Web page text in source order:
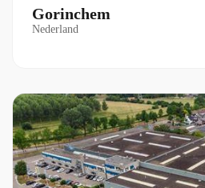
Gorinchem
Nederland